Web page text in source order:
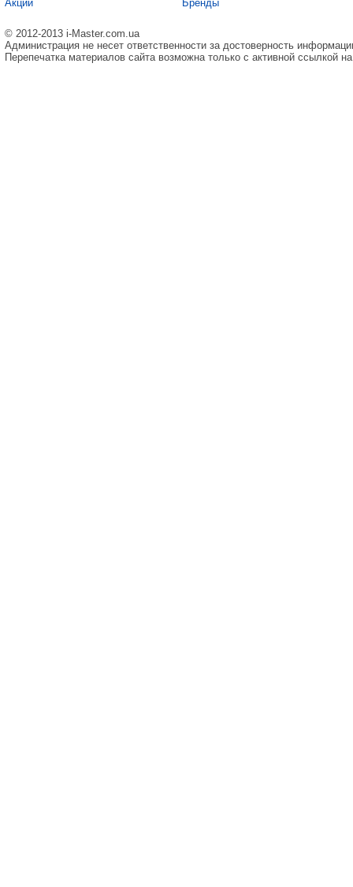
Акции Бренды
© 2012-2013 i-Master.com.ua
Администрация не несет ответственности за достоверность
Перепечатка материалов сайта возможна только с активной ссылкой